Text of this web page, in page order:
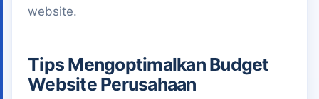
website.
Tips Mengoptimalkan Budget
Website Perusahaan